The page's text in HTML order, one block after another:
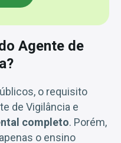
Agente de
o requisito
de Vigilância e
completo. Porém,
o ensino